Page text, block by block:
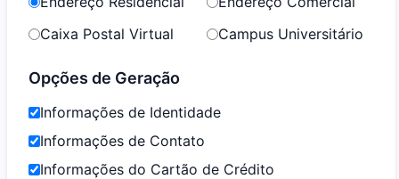
Caixa Postal Virtual
Campus Universitário
Opções de Geração
Informações de Identidade
Informações de Contato
Informações do Cartão de Crédito